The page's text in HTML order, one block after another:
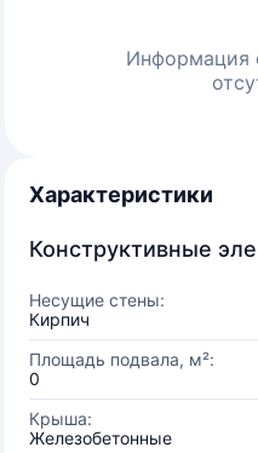
Информация
Характеристики
Конструктивные
Несущие стены:
Кирпич
Площадь подвала, м²:
0
Крыша:
Железобетонные